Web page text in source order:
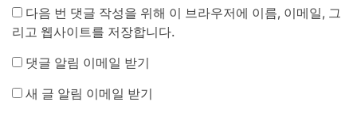
다음 번 댓글 작성을 위해 이 브라우저에 이름, 이메일, 그
리고 웹사이트를 저장합니다.
댓글 알림 이메일 받기
새 글 알림 이메일 받기